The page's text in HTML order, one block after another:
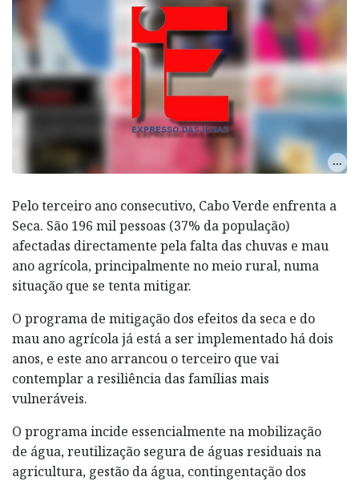
Pelo terceiro ano consecutivo, Cabo Verde enfrenta a
Seca. São 196 mil pessoas (37% da população)
afectadas directamente pela falta das chuvas e mau
ano agrícola, principalmente no meio rural, numa
situação que se tenta mitigar.
O programa de mitigação dos efeitos da seca e do
mau ano agrícola já está a ser implementado há dois
anos, e este ano arrancou o terceiro que vai
contemplar a resiliência das famílias mais
vulneráveis.
O programa incide essencialmente na mobilização
de água, reutilização segura de águas residuais na
agricultura, gestão da água, contingentação dos